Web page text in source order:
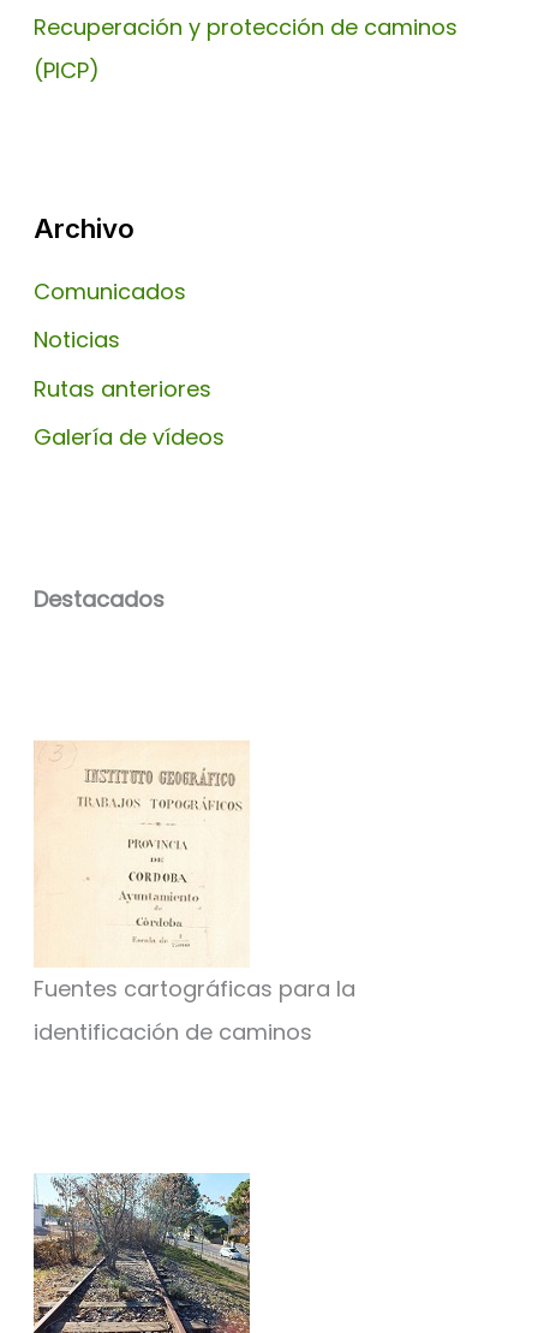
Recuperación y protección de caminos
(PICP)
Archivo
Comunicados
Noticias
Rutas anteriores
Galería de vídeos
Destacados
Fuentes cartográficas para la
identificación de caminos